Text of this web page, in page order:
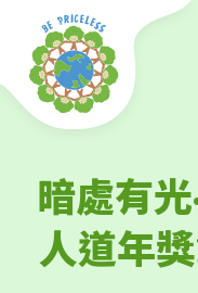
Skip to main content
暗處有
人道年